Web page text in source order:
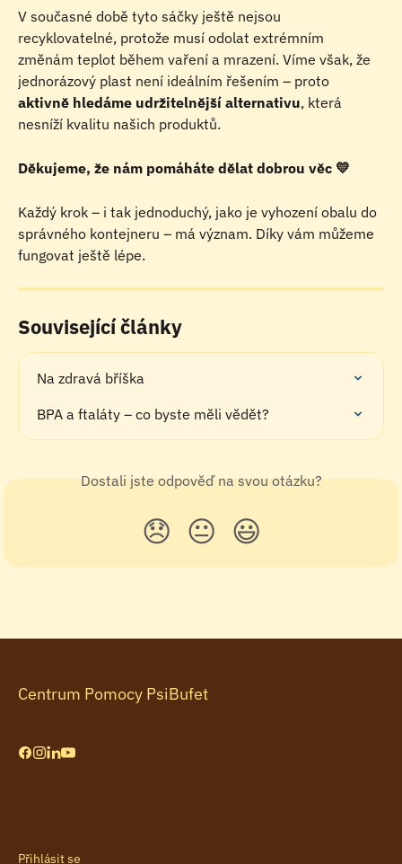
V současné době tyto sáčky ještě nejsou
recyklovatelné, protože musí odolat extrémním
změnám teplot během vaření a mrazení. Víme však, že
jednorázový plast není ideálním řešením – proto
aktivně hledáme udržitelnější alternativu, která
nesníží kvalitu našich produktů.
Děkujeme, že nám pomáháte dělat dobrou věc 💛
Každý krok – i tak jednoduchý, jako je vyhození obalu do
správného kontejneru – má význam. Díky vám můžeme
fungovat ještě lépe.
Související články
Na zdravá bříška
BPA a ftaláty – co byste měli vědět?
Dostali jste odpověď na svou otázku?
😞 😐 😃
Centrum Pomocy PsiBufet
Přihlásit se